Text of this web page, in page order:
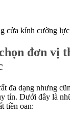
cửa kính cường
đơn vị
đa dạng nhưng
tín. Dưới đây là
tiền oan: